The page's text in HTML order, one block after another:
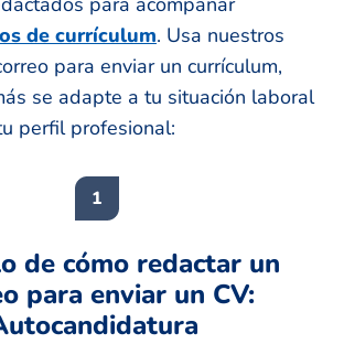
de currículum. Usa nuestros
para enviar un currículum,
se adapte a tu situación laboral
perfil profesional:
de cómo redactar un
para enviar un CV: